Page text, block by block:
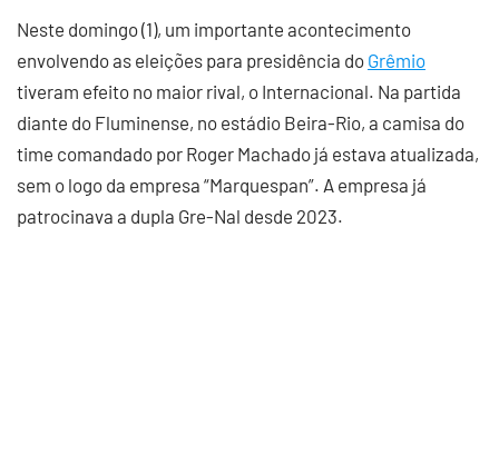
Neste domingo (1), um importante acontecimento
envolvendo as eleições para presidência do Grêmio
tiveram efeito no maior rival, o Internacional. Na partida
diante do Fluminense, no estádio Beira-Rio, a camisa do
time comandado por Roger Machado já estava atualizada,
sem o logo da empresa “Marquespan”. A empresa já
patrocinava a dupla Gre-Nal desde 2023.